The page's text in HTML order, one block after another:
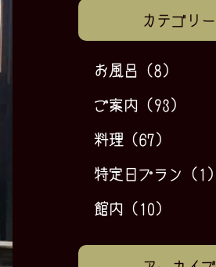
カテゴリー
お風呂 (8)
ご案内 (93)
料理 (67)
特定日プラン (1)
館内 (10)